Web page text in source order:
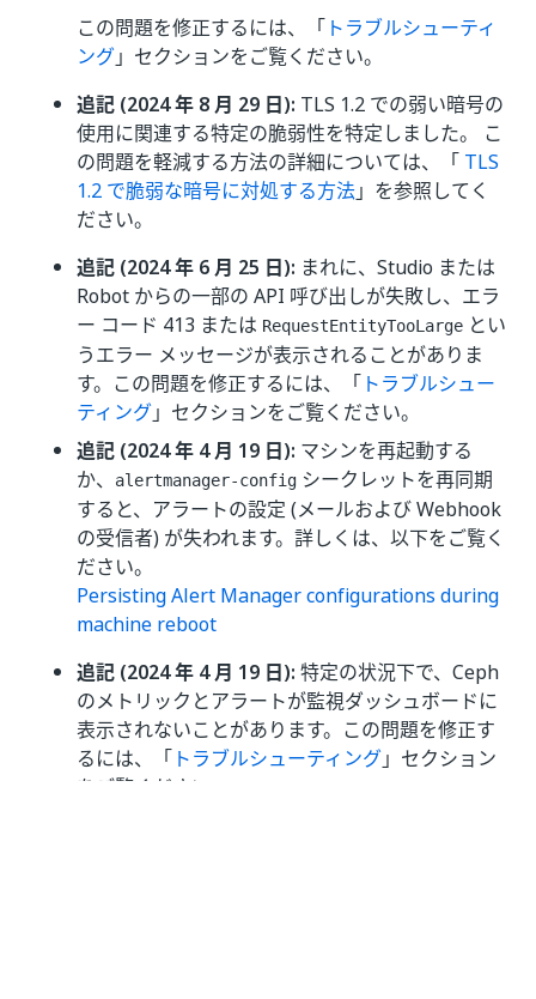
この問題を修正するには、「 トラブルシューティ
ング」セクションをご覧ください。
追記 (2024 年 8 月 29 日): TLS 1.2 での弱い暗号の
使用に関連する特定の脆弱性を特定しました。 こ
の問題を軽減する方法の詳細については、「 TLS
1.2 で脆弱な暗号に対処する方法」を参照してく
ださい。
追記 (2024 年 6 月 25 日): まれに、Studio または
Robot からの一部の API 呼び出しが失敗し、エラ
ー コード 413 または RequestEntityTooLarge とい
うエラー メッセージが表示されることがありま
す。この問題を修正するには、「 トラブルシュー
ティング」セクションをご覧ください。
追記 (2024 年 4 月 19 日): マシンを再起動する
か、
alertmanager-config シークレットを再同期
すると、アラートの設定 (メールおよび Webhook
の受信者) が失われます。詳しくは、以下をご覧く
ださい。
Persisting Alert Manager configurations during
machine reboot
追記 (2024 年 4 月 19 日): 特定の状況下で、Ceph
のメトリックとアラートが監視ダッシュボードに
表示されないことがあります。この問題を修正す
るには、「 トラブルシューティング」セクション
をご覧ください。